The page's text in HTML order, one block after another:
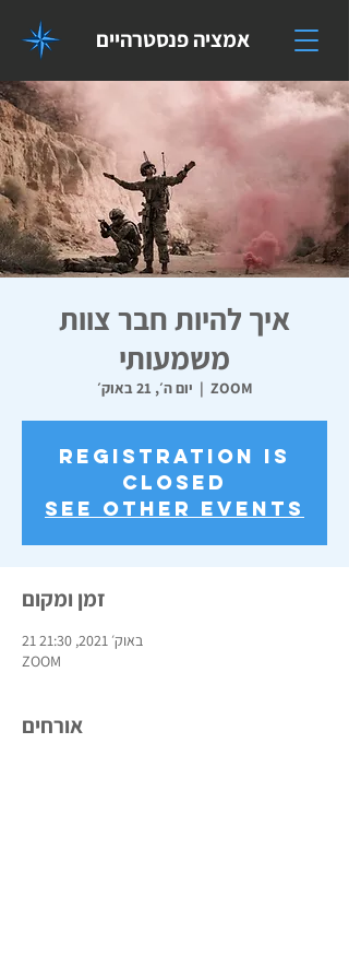
אמציה פנסטרהיים
איך להיות חבר צוות
משמעותי
יום ה׳, 21 באוק׳
  |
ZOOM
Registration is
Closed
See other events
זמן ומקום
21 באוק׳ 2021, 21:30
ZOOM
אורחים